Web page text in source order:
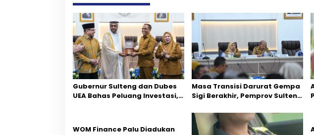
g
a
s
i
p
o
Gubernur Sulteng dan Dubes
UEA Bahas Peluang Investasi,
Masa Transisi Darurat Gempa
Sigi Berakhir, Pemprov Sulteng
‎WOM Finance Palu Diadukan